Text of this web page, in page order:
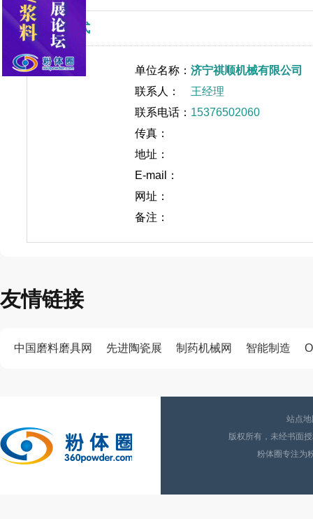
联系方式
单位名称： 济宁祺顺机械有限公司
联系人：
王经理
联系电话： 15376502060
传真：
地址：
E-mail：
网址：
备注：
友情链接
中国磨料磨具网 先进陶瓷展 制药机械网 智能制造
站点
版权所有，未经书面
粉体圈专注为